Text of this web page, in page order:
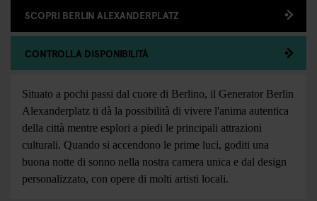
SCOPRI BERLIN ALEXANDERPLATZ
CONTROLLA DISPONIBILITÀ
Situato a pochi passi dal cuore di Berlino, il Generator Berlin
Alexanderplatz ti dà la possibilità di vivere l'anima autentica
della città mentre esplori a piedi le principali attrazioni
culturali. Quando si accendono le prime luci, goditi una
buona notte di sonno nella nostra camera unica e dal design
personalizzato, con opere di molti artisti locali.